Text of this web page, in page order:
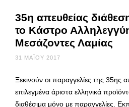
35η απευθείας
το Κάστρο
Μεσάζοντες Λαμίας
31 ΜΑΪ́ΟΥ 2017
Ξεκινούν οι παραγγελίες της 35ης
επιλεγμένα άριστα ελληνικά
διαθέσιμα μόνο με παραγγελίες.